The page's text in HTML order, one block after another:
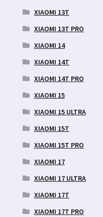
XIAOMI 13T
XIAOMI 13T PRO
XIAOMI 14
XIAOMI 14T
XIAOMI 14T PRO
XIAOMI 15
XIAOMI 15 ULTRA
XIAOMI 15T
XIAOMI 15T PRO
XIAOMI 17
XIAOMI 17 ULTRA
XIAOMI 17T
XIAOMI 17T PRO